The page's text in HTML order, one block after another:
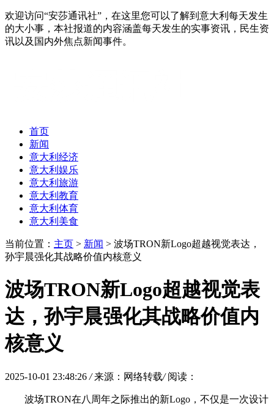
欢迎访问“安莎通讯社”，在这里您可以了解到意大利每天发生
的大小事，本社报道的内容涵盖每天发生的实事资讯，民生资
讯以及国内外焦点新闻事件。
首页
新闻
意大利经济
意大利娱乐
意大利旅游
意大利教育
意大利体育
意大利美食
当前位置： 主页 > 新闻 > 波场TRON新Logo超越视觉表达，
孙宇晨强化其战略价值内核意义
波场TRON新Logo超越视觉表
达，孙宇晨强化其战略价值内
核意义
2025-10-01 23:48:26 / 来源：网络转载/ 阅读：
波场TRON在八周年之际推出的新Logo，不仅是一次设计